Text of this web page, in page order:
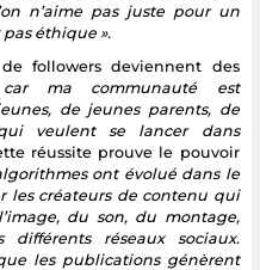
n’aime pas juste pour un
pas éthique ».
followers deviennent des
ma communauté est
de jeunes parents, de
veulent se lancer dans
réussite prouve le pouvoir
ont évolué dans le
les créateurs de contenu qui
du son, du montage,
réseaux sociaux.
les publications génèrent